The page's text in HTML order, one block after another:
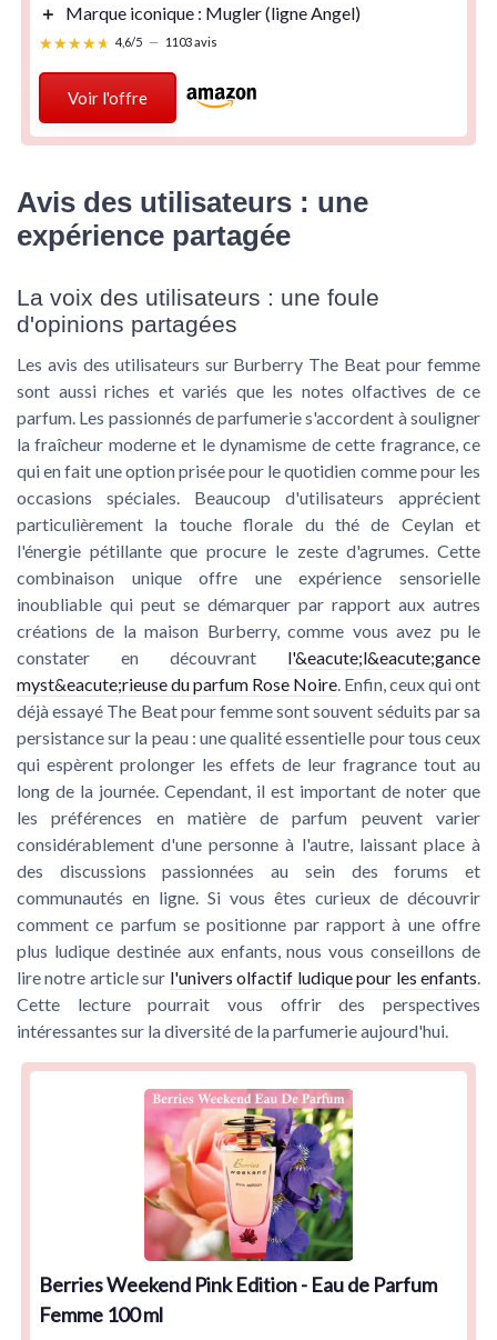
＋
Marque iconique : Mugler (ligne Angel)
★★★★★
★★★★★ 4,6/5 — 1103 avis
Voir l'offre
Avis des utilisateurs : une
expérience partagée
La voix des utilisateurs : une foule
d'opinions partagées
Les avis des utilisateurs sur Burberry The Beat pour femme
sont aussi riches et variés que les notes olfactives de ce
parfum. Les passionnés de parfumerie s'accordent à souligner
la fraîcheur moderne et le dynamisme de cette fragrance, ce
qui en fait une option prisée pour le quotidien comme pour les
occasions spéciales. Beaucoup d'utilisateurs apprécient
particulièrement la touche florale du thé de Ceylan et
l'énergie pétillante que procure le zeste d'agrumes. Cette
combinaison unique offre une expérience sensorielle
inoubliable qui peut se démarquer par rapport aux autres
créations de la maison Burberry, comme vous avez pu le
constater en découvrant l'&eacute;l&eacute;gance
myst&eacute;rieuse du parfum Rose Noire. Enfin, ceux qui ont
déjà essayé The Beat pour femme sont souvent séduits par sa
persistance sur la peau : une qualité essentielle pour tous ceux
qui espèrent prolonger les effets de leur fragrance tout au
long de la journée. Cependant, il est important de noter que
les préférences en matière de parfum peuvent varier
considérablement d'une personne à l'autre, laissant place à
des discussions passionnées au sein des forums et
communautés en ligne. Si vous êtes curieux de découvrir
comment ce parfum se positionne par rapport à une offre
plus ludique destinée aux enfants, nous vous conseillons de
lire notre article sur l'univers olfactif ludique pour les enfants.
Cette lecture pourrait vous offrir des perspectives
intéressantes sur la diversité de la parfumerie aujourd'hui.
Berries Weekend Pink Edition - Eau de Parfum
Femme 100 ml